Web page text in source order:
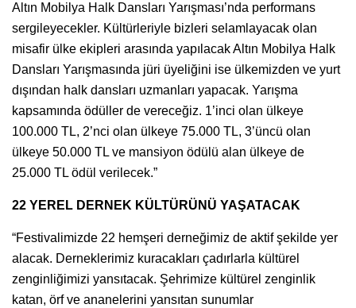
Altın Mobilya Halk Dansları Yarışması’nda performans
sergileyecekler. Kültürleriyle bizleri selamlayacak olan
misafir ülke ekipleri arasında yapılacak Altın Mobilya Halk
Dansları Yarışmasında jüri üyeliğini ise ülkemizden ve yurt
dışından halk dansları uzmanları yapacak. Yarışma
kapsamında ödüller de vereceğiz. 1’inci olan ülkeye
100.000 TL, 2’nci olan ülkeye 75.000 TL, 3’üncü olan
ülkeye 50.000 TL ve mansiyon ödülü alan ülkeye de
25.000 TL ödül verilecek.”
22 YEREL DERNEK KÜLTÜRÜNÜ YAŞATACAK
“Festivalimizde 22 hemşeri derneğimiz de aktif şekilde yer
alacak. Derneklerimiz kuracakları çadırlarla kültürel
zenginliğimizi yansıtacak. Şehrimize kültürel zenginlik
katan, örf ve ananelerini yansıtan sunumlar